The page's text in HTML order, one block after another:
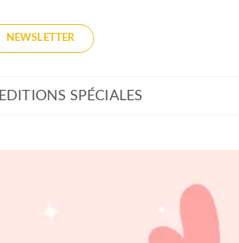
NEWSLETTER
EDITIONS SPÉCIALES